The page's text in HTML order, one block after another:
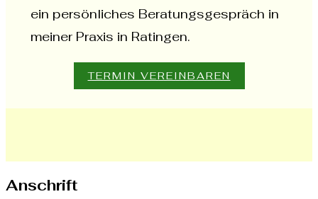
ein persönliches Beratungsgespräch in
meiner Praxis in Ratingen.
TERMIN VEREINBAREN
Anschrift